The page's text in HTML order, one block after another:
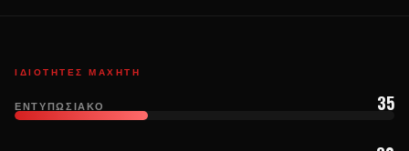
ΙΔΙΌΤΗΤΕΣ ΜΑΧΗΤΉ
ΕΝΤΥΠΩΣΙΑΚΌ 35